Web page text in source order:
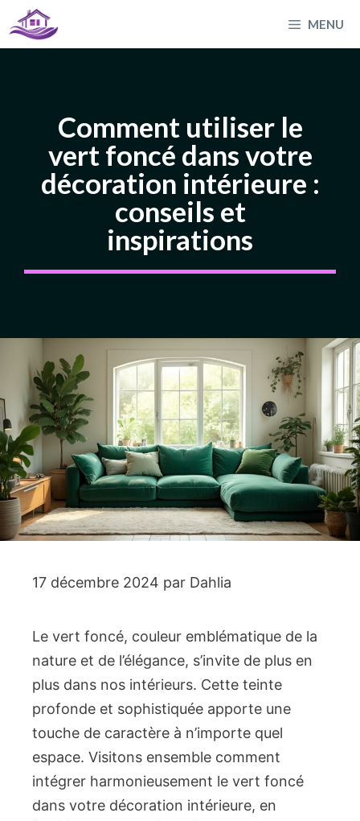
Aller
au
MENU
Comment utiliser le
vert foncé dans votre
décoration intérieure :
conseils et
inspirations
17 décembre 2024 par Dahlia
Le vert foncé, couleur emblématique de la
nature et de l’élégance, s’invite de plus en
plus dans nos intérieurs. Cette teinte
profonde et sophistiquée apporte une
touche de caractère à n’importe quel
espace. Visitons ensemble comment
intégrer harmonieusement le vert foncé
dans votre décoration intérieure, en